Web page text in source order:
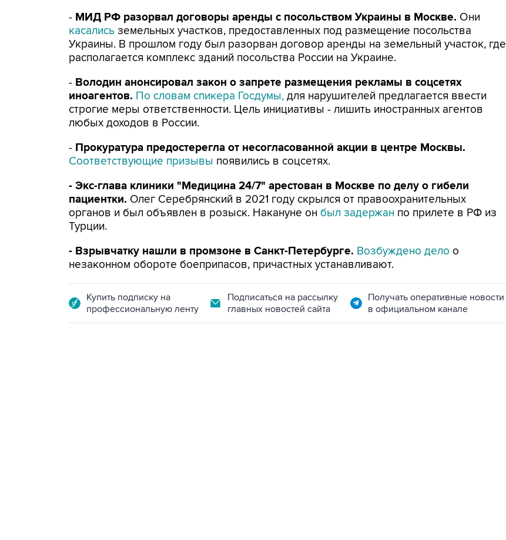
- МИД РФ разорвал договоры аренды с посольством Украины в Москве. Они
касались земельных участков, предоставленных под размещение посольства
Украины. В прошлом году был разорван договор аренды на земельный участок, где
располагается комплекс зданий посольства России на Украине.
- Володин анонсировал закон о запрете размещения рекламы в соцсетях
иноагентов. По словам спикера Госдумы, для нарушителей предлагается ввести
строгие меры ответственности. Цель инициативы - лишить иностранных агентов
любых доходов в России.
- Прокуратура предостерегла от несогласованной акции в центре Москвы.
Соответствующие призывы появились в соцсетях.
- Экс-глава клиники "Медицина 24/7" арестован в Москве по делу о гибели
пациентки. Олег Серебрянский в 2021 году скрылся от правоохранительных
органов и был объявлен в розыск. Накануне он был задержан по прилете в РФ из
Турции.
- Взрывчатку нашли в промзоне в Санкт-Петербурге. Возбуждено дело о
незаконном обороте боеприпасов, причастных устанавливают.
Купить подписку на
профессиональную ленту
Подписаться на рассылку
главных новостей сайта
Получать оперативные новости
в официальном канале